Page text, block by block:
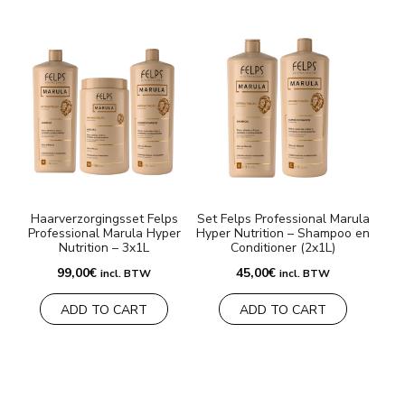
Haarverzorgingsset Felps
Professional Marula Hyper
Nutrition – 3x1L
99,00€ incl. BTW
ADD TO CART
Set Felps Professional Marula
Hyper Nutrition – Shampoo en
Conditioner (2x1L)
45,00€ incl. BTW
ADD TO CART